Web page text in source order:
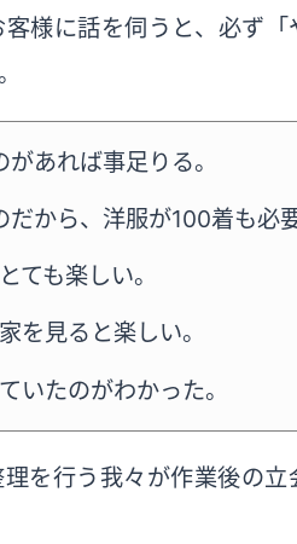
様に話を伺うと、必ず「
あれば事足りる。
から、洋服が100着も必
ても楽しい。
を見ると楽しい。
いたのがわかった。
を行う我々が作業後の